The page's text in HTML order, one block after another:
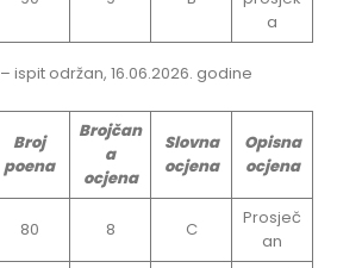
a
– ispit održan, 16.06.2026. godine
Broj
poena
Brojčan
a
ocjena
Slovna
ocjena
Opisna
ocjena
80 8 C
Prosječ
an